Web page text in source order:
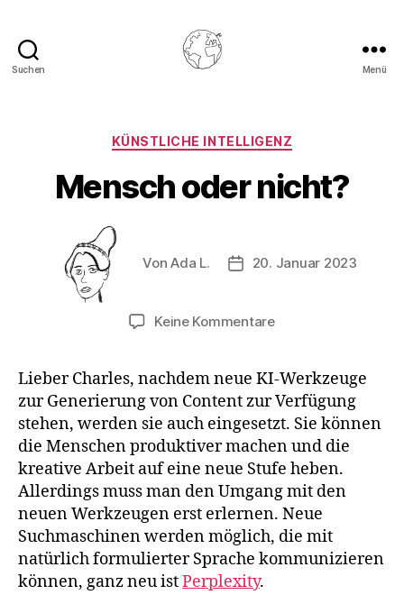
Suchen Menü
Kategorien
KÜNSTLICHE INTELLIGENZ
Mensch oder nicht?
Beitragsautor
VonAda L. Beitragsdatum
20. Januar 2023
Keine Kommentarezu
nicht?
Lieber Charles, nachdem neue KI-Werkzeuge
zur Generierung von Content zur Verfügung
stehen, werden sie auch eingesetzt. Sie können
die Menschen produktiver machen und die
kreative Arbeit auf eine neue Stufe heben.
Allerdings muss man den Umgang mit den
neuen Werkzeugen erst erlernen. Neue
Suchmaschinen werden möglich, die mit
natürlich formulierter Sprache kommunizieren
können, ganz neu istPerplexity.